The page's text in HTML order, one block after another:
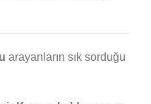
arayanların sık sorduğu